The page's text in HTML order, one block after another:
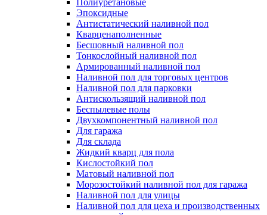
Полиуретановые
Эпоксидные
Антистатический наливной пол
Кварценаполненные
Бесшовный наливной пол
Тонкослойный наливной пол
Армированный наливной пол
Наливной пол для торговых центров
Наливной пол для парковки
Антискользящий наливной пол
Беспылевые полы
Двухкомпонентный наливной пол
Для гаража
Для склада
Жидкий кварц для пола
Кислостойкий пол
Матовый наливной пол
Морозостойкий наливной пол для гаража
Наливной пол для улицы
Наливной пол для цеха и производственных